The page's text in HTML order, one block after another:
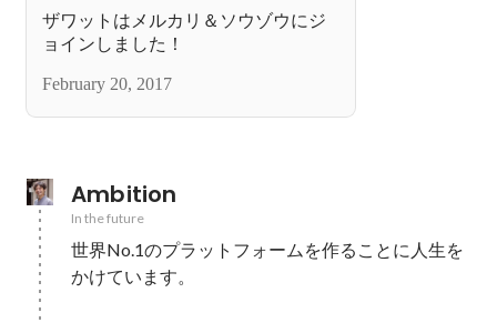
ザワットはメルカリ＆ソウゾウにジ
ョインしました！
February 20, 2017
Ambition
In the future
世界No.1のプラットフォームを作ることに人生を
かけています。